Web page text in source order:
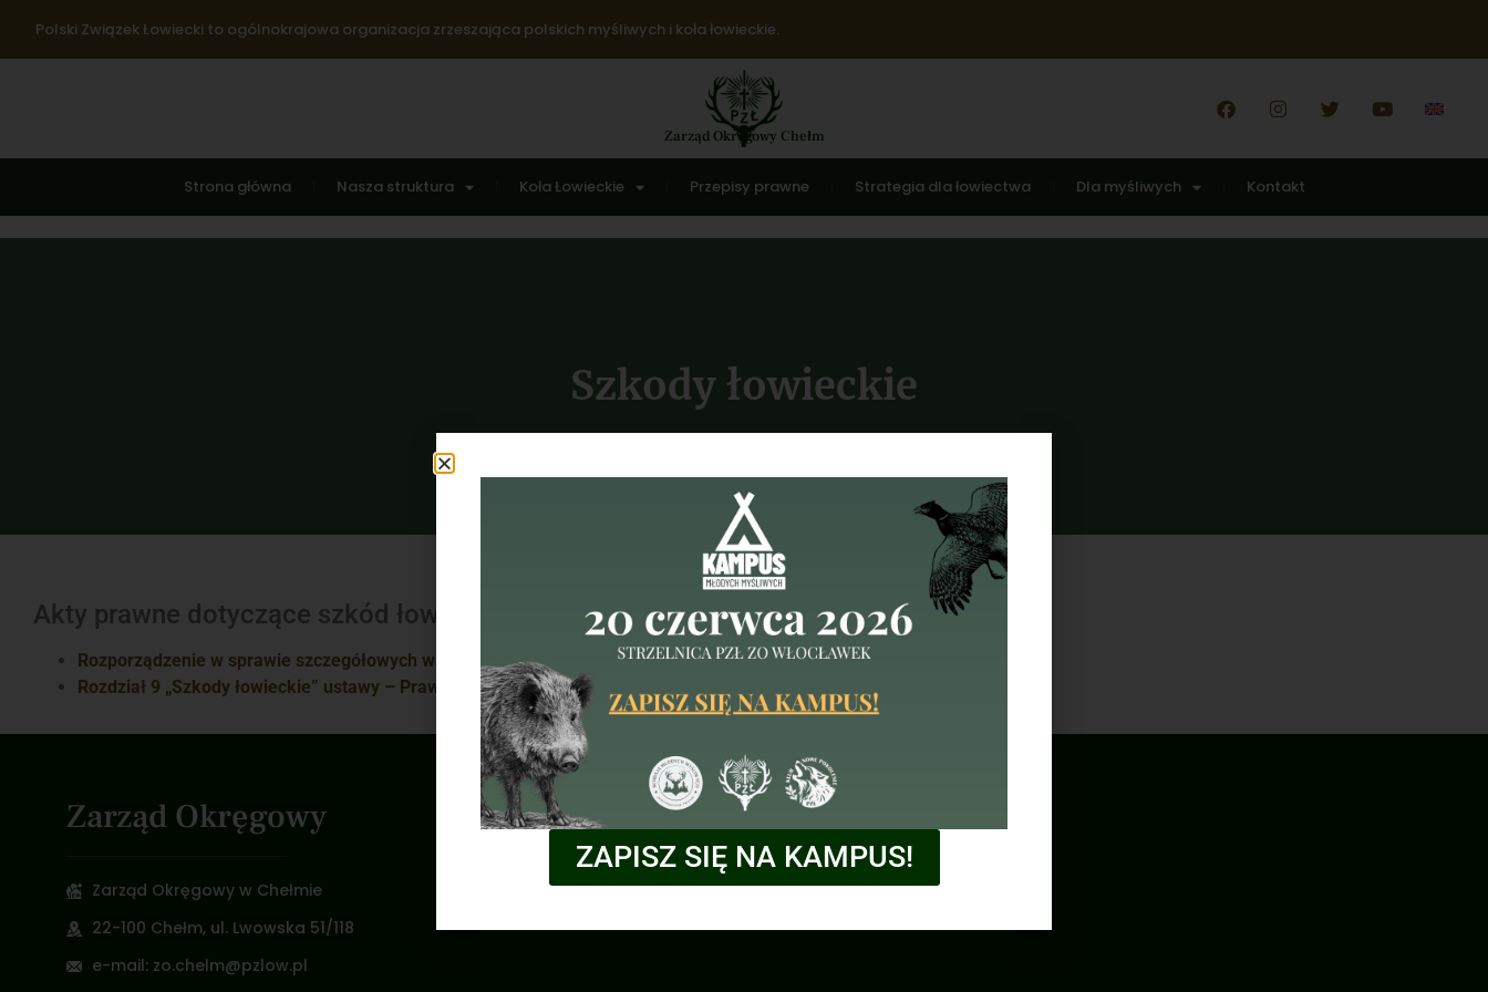
Polski Związek Łowiecki to ogólnokrajowa organizacja zrzeszająca polskich myśliwych i koła łowieckie.
Zarząd Okręgowy Chełm
Strona główna Nasza struktura Koła Łowieckie Przepisy prawne Strategia dla łowiectwa Dla myśliwych Kontakt
Szkody łowieckie
Akty prawne dotyczące szkód łowieckich:
Rozporządzenie w sprawie szczegółowych warunków szacowania szkód w uprawach i płodach rolnych
Rozdział 9 „Szkody łowieckie” ustawy – Prawo łowieckie
Zarząd Okręgowy
Zarząd Okręgowy w Chełmie
22-100 Chełm, ul. Lwowska 51/118
e-mail: zo.chelm@pzlow.pl
Dane kontaktowe
+48 0 (82) 565 84 82
ZAPISZ SIĘ NA KAMPUS!